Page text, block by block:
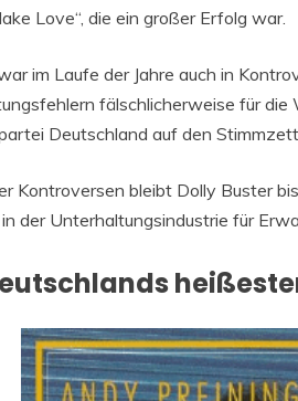
Love“, die ein großer Erfolg war.
im Laufe der Jahre auch in
fälschlicherweise für die
Deutschland auf den
Kontroversen bleibt Dolly Buster
in der Unterhaltungsindustrie für